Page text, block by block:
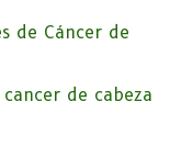
de
Cabeza y
Cáncer de Cabeza y
que pretendemos